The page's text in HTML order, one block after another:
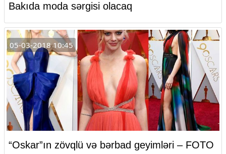
Bakıda moda sərgisi olacaq
05-03-2018 10:45
“Oskar”ın zövqlü və bərbad geyimləri – FOTO